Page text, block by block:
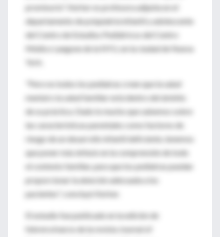
promisorio". Kerker es profesora adjunta en el
departamento de psiquiatría infantil y adolescente
del Centro de Estudios Pediátricos del Centro
Médico Langone de la NYU, en la ciudad de Nueva
York.
"Pero no todos los pediatras creen que la salud
mental o la salud familiar está dentro del ámbito
de su práctica. Dado lo mucho que sabemos sobre
las características parentales como factores de
riesgo de un desarrollo infantil deficiente, tenemos
que poner más énfasis en la comprensión de todo
el contexto familiar, para que los pediatras puedan
proporcionar la atención adecuada a los
pacientes", concluyó Kerker.
El estudio fue publicado en la edición de
febrero/marzo de la revista Journal of